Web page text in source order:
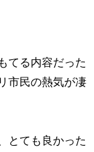
てる内容だった
市民の熱気が凄
とても良かった